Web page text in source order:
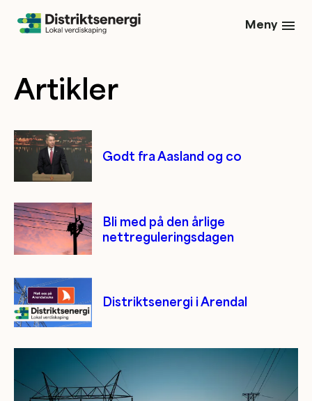
Meny
Artikler
Godt fra Aasland og co
Bli med på den årlige
nettreguleringsdagen
Distriktsenergi i Arendal